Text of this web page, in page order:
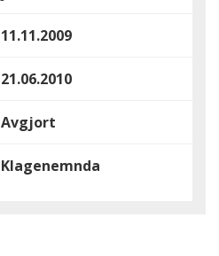
11.11.2009
21.06.2010
Avgjort
Klagenemnda